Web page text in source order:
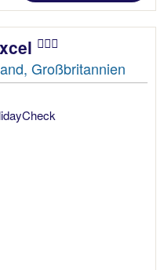
Großbritannien